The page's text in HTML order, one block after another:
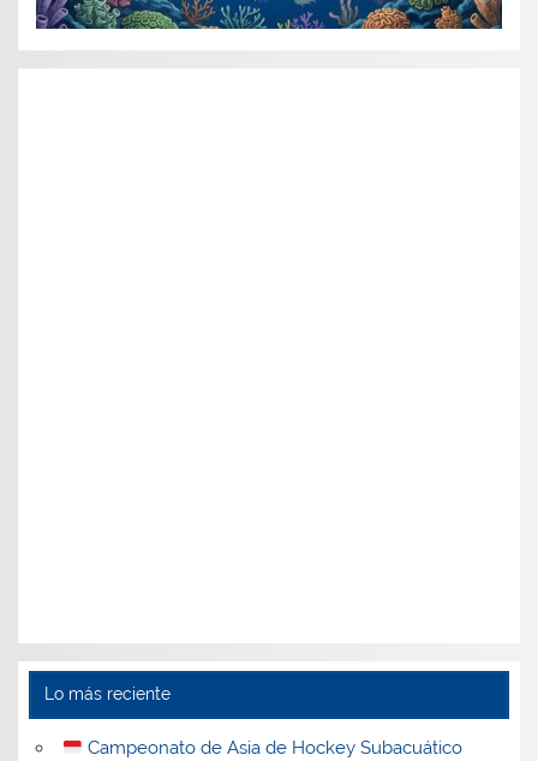
Lo más reciente
Campeonato de Asia de Hockey Subacuático